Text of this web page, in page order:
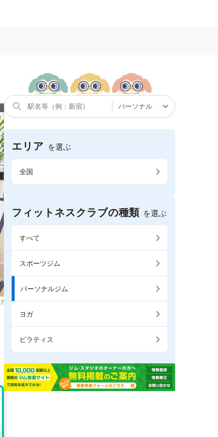
エリア を選ぶ
全国
フィットネスクラブの種類 を選ぶ
すべて
スポーツジム
パーソナルジム
ヨガ
ピラティス